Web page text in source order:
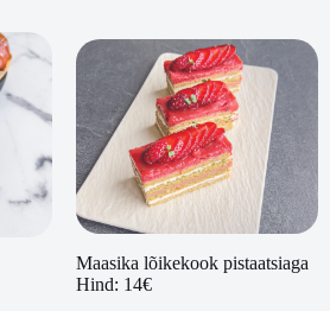
Maasika lõikekook pistaatsiaga
Hind: 14€